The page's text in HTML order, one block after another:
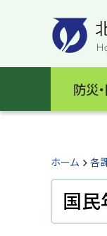
ー
北
道
深
川
市
H
防災
ホーム 各
国
ニ